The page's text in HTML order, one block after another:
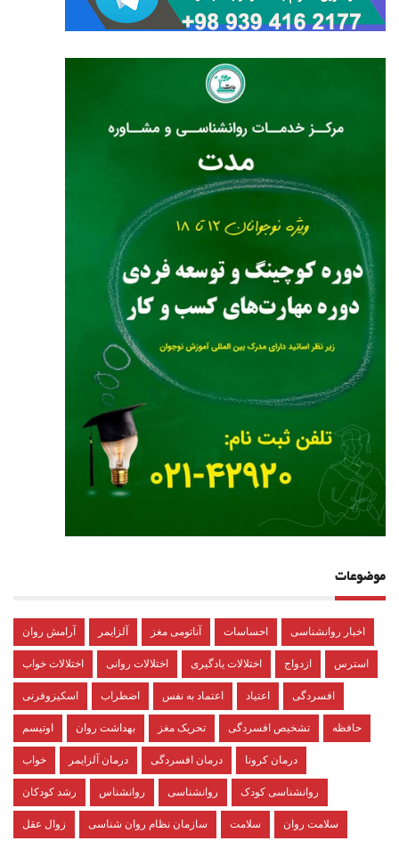
موضوعات
آرامش روان آلزایمر آناتومی مغز احساسات اخبار روانشناسی
اختلالات خواب اختلالات روانی اختلالات یادگیری ازدواج استرس
اسکیزوفرنی اضطراب اعتماد به نفس اعتیاد افسردگی
اوتیسم بهداشت روان تحریک مغز تشخیص افسردگی حافظه
خواب درمان آلزایمر درمان افسردگی درمان کرونا
رشد کودکان روانشناس روانشناسی روانشناسی کودک
زوال عقل سازمان نظام روان شناسی سلامت سلامت روان